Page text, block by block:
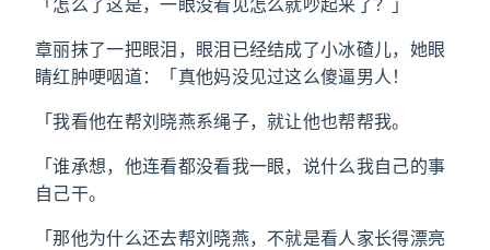
章丽抹了一把眼泪，眼泪已经结成了小冰碴儿，她眼
睛红肿哽咽道：「真他妈没见过这么傻逼男人！
「我看他在帮刘晓燕系绳子，就让他也帮帮我。
「谁承想，他连看都没看我一眼，说什么我自己的事
自己干。
「那他为什么还去帮刘晓燕，不就是看人家长得漂亮